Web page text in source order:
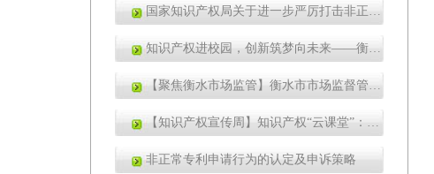
国家知识产权局关于进一步严厉打击非正常专利申请代理行为的通知
知识产权进校园，创新筑梦向未来——衡水中学开展知识产权专题讲座
【聚焦衡水市场监管】衡水市市场监督管理局桃城区分局：知识产权宣传进社区
【知识产权宣传周】知识产权“云课堂”：专利保险和质押
非正常专利申请行为的认定及申诉策略